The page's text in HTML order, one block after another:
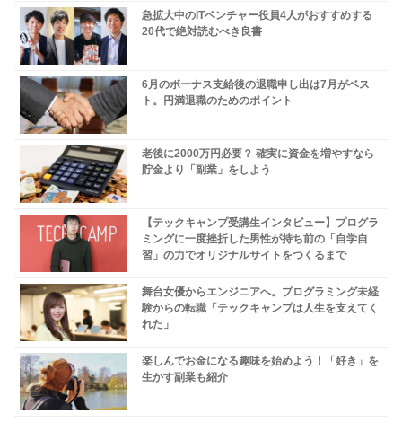
急拡大中のITベンチャー役員4人がおすすめする
20代で絶対読むべき良書
6月のボーナス支給後の退職申し出は7月がベス
ト。円満退職のためのポイント
老後に2000万円必要？ 確実に資金を増やすなら
貯金より「副業」をしよう
【テックキャンプ受講生インタビュー】プログラ
ミングに一度挫折した男性が持ち前の「自学自
習」の力でオリジナルサイトをつくるまで
舞台女優からエンジニアへ。プログラミング未経
験からの転職「テックキャンプは人生を支えてく
れた」
楽しんでお金になる趣味を始めよう！「好き」を
生かす副業も紹介